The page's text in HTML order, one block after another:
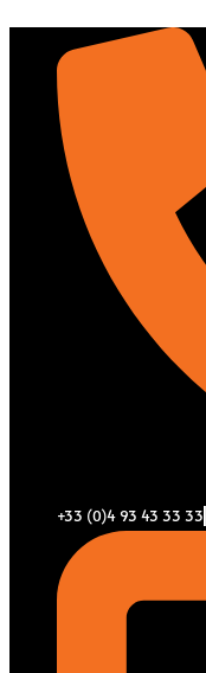
contenu
+33 (0)4 93 43 33 33